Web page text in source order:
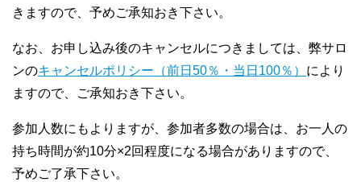
きますので、予めご承知おき下さい。
なお、お申し込み後のキャンセルにつきましては、弊サロ
ンのキャンセルポリシー（前日50％・当日100％） により
ますので、ご承知おき下さい。
参加人数にもよりますが、参加者多数の場合は、お一人の
持ち時間が約10分×2回程度になる場合がありますので、
予めご了承下さい。